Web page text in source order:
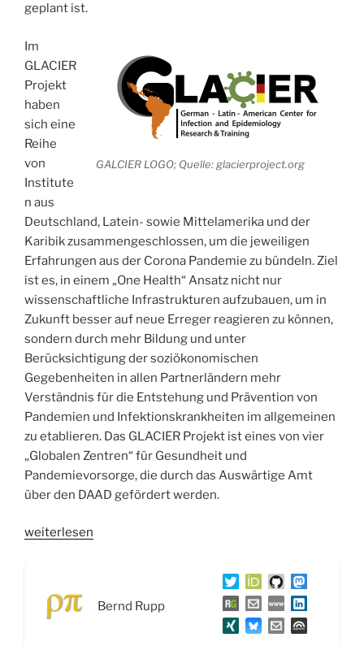
geplant ist.
GALCIER LOGO; Quelle: glacierproject.org
Im
GLACIER
Projekt
haben
sich eine
Reihe
von
Institute
n aus
Deutschland, Latein- sowie Mittelamerika und der
Karibik zusammengeschlossen, um die jeweiligen
Erfahrungen aus der Corona Pandemie zu bündeln. Ziel
ist es, in einem „One Health“ Ansatz nicht nur
wissenschaftliche Infrastrukturen aufzubauen, um in
Zukunft besser auf neue Erreger reagieren zu können,
sondern durch mehr Bildung und unter
Berücksichtigung der soziökonomischen
Gegebenheiten in allen Partnerländern mehr
Verständnis für die Entstehung und Prävention von
Pandemien und Infektionskrankheiten im allgemeinen
zu etablieren. Das GLACIER Projekt ist eines von vier
„Globalen Zentren“ für Gesundheit und
Pandemievorsorge, die durch das Auswärtige Amt
über den DAAD gefördert werden.
„WSR056
weiterlesen
Bernd Rupp